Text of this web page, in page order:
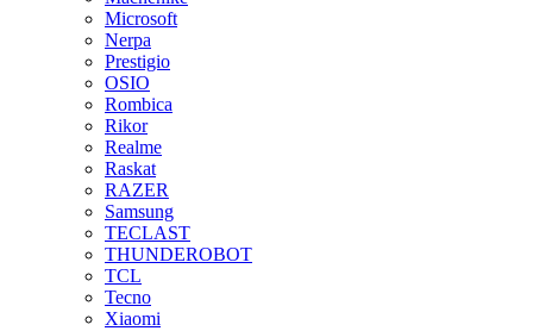
Microsoft
Nerpa
Prestigio
OSIO
Rombica
Rikor
Realme
Raskat
RAZER
Samsung
TECLAST
THUNDEROBOT
TCL
Tecno
Xiaomi